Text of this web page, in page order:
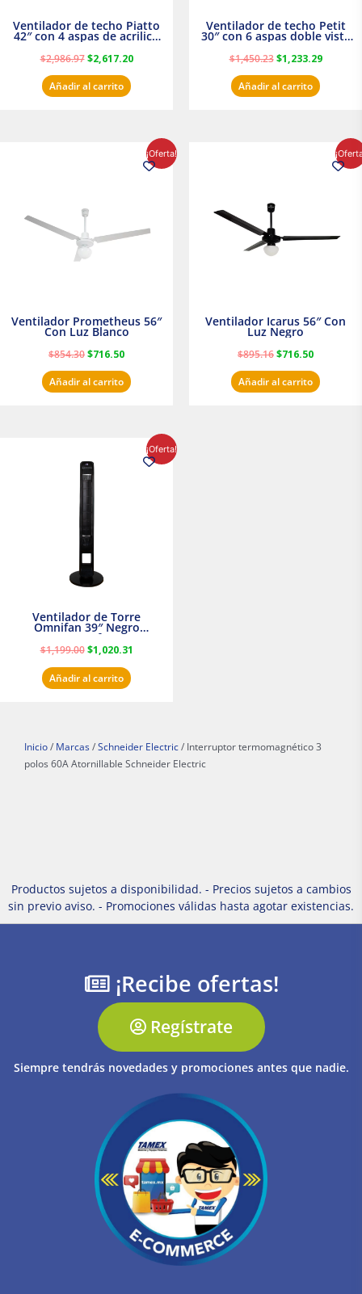
Ventilador de techo Piatto
42″ con 4 aspas de acrilico
transparente
$2,986.97 $2,617.20
Añadir al carrito
Ventilador de techo Petit
30″ con 6 aspas doble vista
Satinado Masterfan
$1,450.23 $1,233.29
Añadir al carrito
¡Oferta!
Ventilador Prometheus 56″
Con Luz Blanco
$854.30$716.50
precio
actual
Añadir al carrito
Ventilador Icarus 56″ Con
Luz Negro
$895.16$716.50
precio
actual
Añadir al carrito
¡Oferta!
Ventilador de Torre
Omnifan 39″ Negro
Masterfan
$1,199.00
original
era:
$1,020.31
precio
actual
Añadir al carrito
Inicio / Marcas / Schneider Electric / Interruptor termomagnético 3
polos 60A Atornillable Schneider Electric
Productos sujetos a disponibilidad. - Precios sujetos a cambios
sin previo aviso. - Promociones válidas hasta agotar existencias.
¡Recibe ofertas!
Regístrate
Siempre tendrás novedades y promociones antes que nadie.